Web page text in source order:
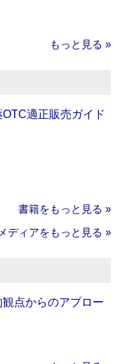
もっと見る »
OTC適正販売ガイド
書籍をもっと見る »
ディアをもっと見る »
点からのアプロー